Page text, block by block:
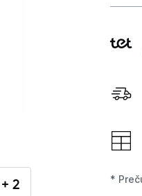
Sadzīves tehnika
Skaistumkopšana
Ražotāju atjaunota
+ 2 *